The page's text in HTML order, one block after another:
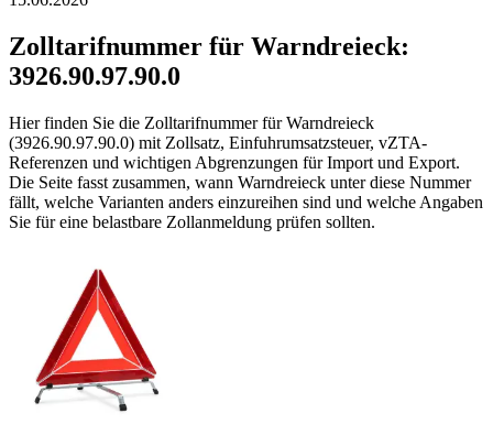
Zolltarifnummer für Warndreieck:
3926.90.97.90.0
Hier finden Sie die Zolltarifnummer für Warndreieck
(3926.90.97.90.0) mit Zollsatz, Einfuhrumsatzsteuer, vZTA-
Referenzen und wichtigen Abgrenzungen für Import und Export.
Die Seite fasst zusammen, wann Warndreieck unter diese Nummer
fällt, welche Varianten anders einzureihen sind und welche Angaben
Sie für eine belastbare Zollanmeldung prüfen sollten.